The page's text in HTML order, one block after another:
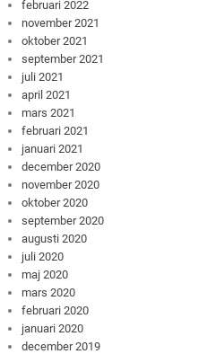
februari 2022
november 2021
oktober 2021
september 2021
juli 2021
april 2021
mars 2021
februari 2021
januari 2021
december 2020
november 2020
oktober 2020
september 2020
augusti 2020
juli 2020
maj 2020
mars 2020
februari 2020
januari 2020
december 2019